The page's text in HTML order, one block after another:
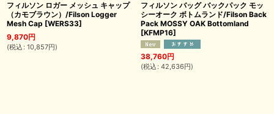
フィルソン ロガー メッシュ キャップ
（カモブラウン）/Filson Logger
Mesh Cap [WERS33]
9,870円
(税込 : 10,857円)
フィルソン バッグ バックパック モッ
シーオーク ボトムランド/Filson Back
Pack MOSSY OAK Bottomland
[KFMP16]
38,760円
(税込 : 42,636円)